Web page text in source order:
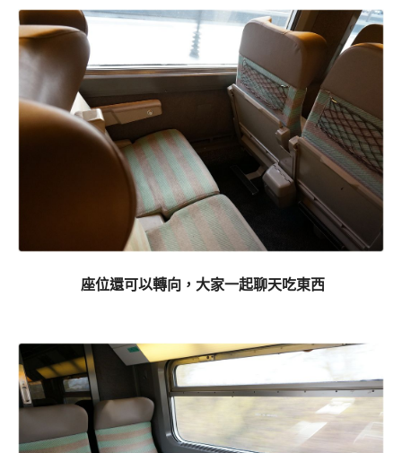
座位還可以轉向，大家一起聊天吃東西